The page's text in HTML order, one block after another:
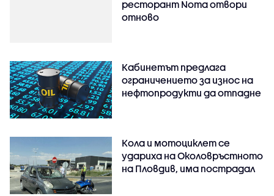
ресторант Noma отвори
отново
Кабинетът предлага
ограничението за износ на
нефтопродукти да отпадне
Кола и мотоциклет се
удариха на Околовръстното
на Пловдив, има пострадал